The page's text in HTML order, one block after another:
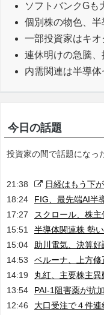
ソフトバンクGも
個別株の物色、
一部投資家はキ
連休明けの急騰
内需関連は半導
今日の話題
投資家の間で話題になっ
21:38
日経はもう下
18:24
FIG、最先端AI半
17:27
スクロール、株
15:51
半導体関連株 勢
15:04
助川電気、決算好
14:53
ベルーナ、上方
14:19
丸紅、主要株主
13:54
PAI-1阻害薬が抗
12:46
大口受注で４件連